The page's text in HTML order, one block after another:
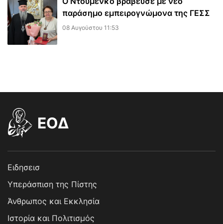
παράσημο εμπειρογνώμονα της ΓΕΣΣ
08 Αυγούστου 11:53
EOΔ
Ειδησεισ
Υπεράσπιση της Πίστης
Άνθρωπος και Εκκλησία
Ιστορία και Πολιτισμός